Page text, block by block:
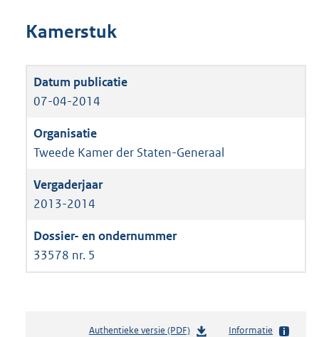
Kamerstuk
07-04-2014
Tweede Kamer der Staten-Generaal
2013-2014
33578 nr. 5
Authentieke versie (PDF)b
Informatie